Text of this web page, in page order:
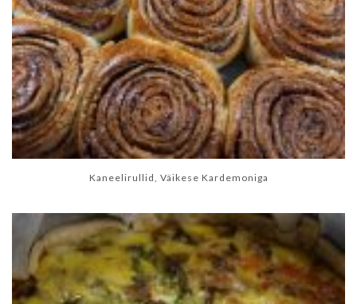
Kaneelirullid, Väikese Kardemoniga